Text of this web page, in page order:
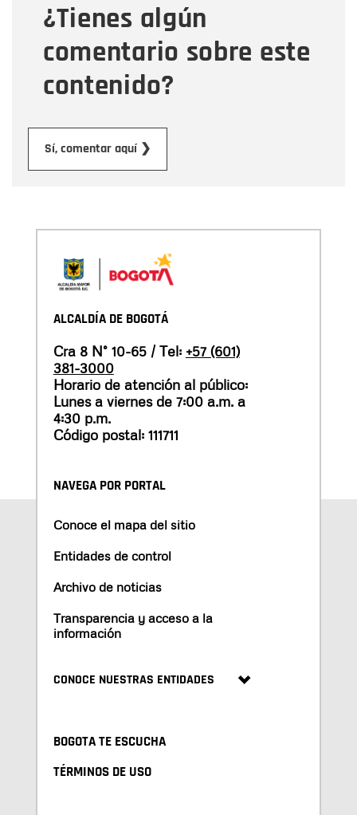
¿Tienes algún
comentario sobre este
contenido?
Sí, comentar aquí ❯
Mensaje
ALCALDÍA DE BOGOTÁ
Cra 8 N° 10-65 / Tel: +57 (601)
381-3000
Horario de atención al público:
Lunes a viernes de 7:00 a.m. a
4:30 p.m.
Código postal: 111711
NAVEGA POR PORTAL
Conoce el mapa del sitio
Entidades de control
Archivo de noticias
Transparencia y acceso a la
información
CONOCE NUESTRAS ENTIDADES
BOGOTA TE ESCUCHA
TÉRMINOS DE USO